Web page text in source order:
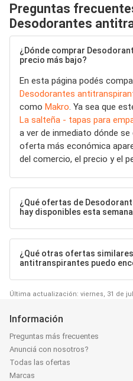
Preguntas
Desodorantes
¿Dónde comprar
precio más bajo?
En esta página podés
Desodorantes
como Makro . Ya sea que
La salteña - tapas para
a ver de inmediato dónde
oferta más económica
del comercio, el precio y el
¿Qué ofertas de
hay disponibles esta
¿Qué otras ofertas
antitranspirantes puedo
Última actualización: viernes, 31 de
Información
Preguntas más frecuentes
Anunciá con nosotros?
Todas las ofertas
Marcas